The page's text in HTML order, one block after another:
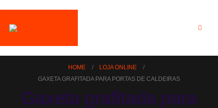
HOME
LOJA ONLINE
GAXETA GRAFITADA PARA PORTAS DE CALDEIRAS
Gaxeta grafitada para